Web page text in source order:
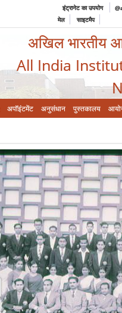
इंट्रानेट का उपयोग
मेल
साइटमैप
अखिल भारतीय
All India
अपॉइंटमेंट अनुसंधान पुस्तकालय